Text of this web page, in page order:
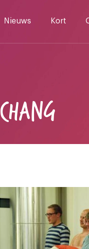
Nieuws Kort
CHANG